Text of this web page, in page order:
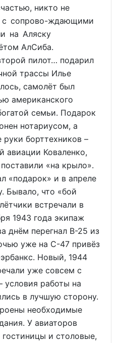
никто не
с сопрово-ждающими
на Аляску
АлСиба.
пилот… подарил
трассы Илье
самолёт был
американского
семьи. Подарок
нотариусом, а
борттехников –
авиации Коваленко,
«на крыло».
«подарок» и в апреле
Бывало, что «бой
встречали в
1943 года экипаж
днём перегнал В-25 из
уже на С-47 привёз
Новый, 1944
уже совсем с
условия работы на
в лучшую сторону.
необходимые
У авиаторов
и столовые,